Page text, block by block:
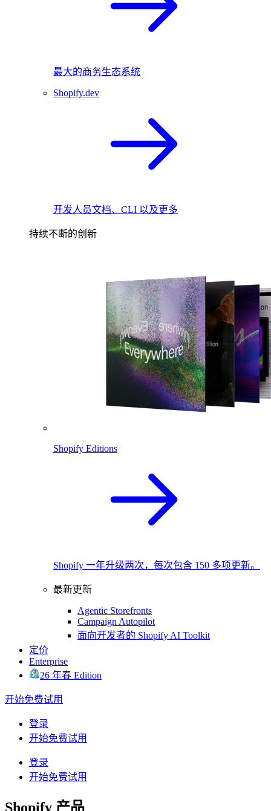
最大的商务生态系统
Shopify.dev
开发人员文档、CLI 以及更多
持续不断的创新
Shopify Editions
Shopify 一年升级两次，每次包含 150 多项更新。
最新更新
Agentic Storefronts
Campaign Autopilot
面向开发者的 Shopify AI Toolkit
定价
Enterprise
26 年春 Edition
开始免费试用
登录
开始免费试用
登录
开始免费试用
Shopify 产品